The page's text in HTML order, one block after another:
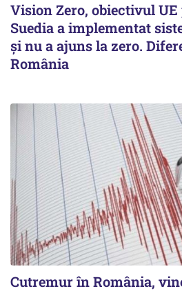
Vision Zero, obiectivul UE
Suedia a implementat
şi nu a ajuns la zero.
România
Cutremur în România,